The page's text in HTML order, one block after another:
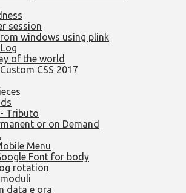
session
windows using plink
of the world
CSS 2017
Tributo
or on Demand
Menu
Font for body
rotation
data e ora